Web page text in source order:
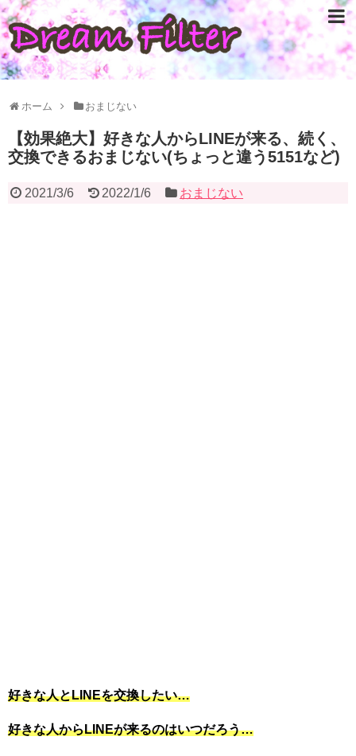
ホーム おまじない
【効果絶大】好きな人からLINEが来る、続く、
交換できるおまじない(ちょっと違う5151など)
2021/3/6 2022/1/6 おまじない
好きな人とLINEを交換したい…
好きな人からLINEが来るのはいつだろう…